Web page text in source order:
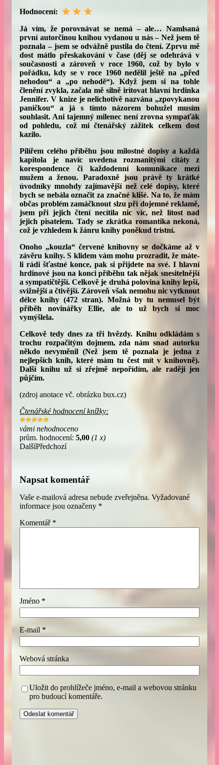
Hodnocení:
Já vím, že porovnávat se nemá – ale… Namlsaná
první autorčinou knihou vydanou u nás – Než jsem tě
poznala – jsem se odvážně pustila do čtení. Zprvu mě
dost mátlo přeskakování v čase (děj se odehrává v
současnosti a zároveň v roce 1960, což by bylo v
pořádku, kdy se v roce 1960 nedělil ještě na „před
nehodou“ a „po nehodě“). Když jsem si na tohle
členění zvykla, začala mě silně iritovat hlavní hrdinka
Jennifer. V knize je nelichotivě nazvána „zpovykanou
paničkou“ a já s tímto názorem bohužel musím
souhlasit. Ani tajemný milenec není zrovna sympaťák
od pohledu, což mi čtenářský zážitek celkem dost
kazilo.
Pilířem celého příběhu jsou milostné dopisy a každá
kapitola je navíc uvedena rozmanitými citáty z
korespondence či každodenní komunikace mezi
mužem a ženou. Paradoxně jsou právě ty krátké
úvodníky mnohdy zajímavější než celé dopisy, které
bych se nebála označit za značné klišé. Na to, že mám
občas problém zamáčknout slzu při dojemné reklamě,
jsem při jejich čtení necítila nic víc, než lítost nad
jejich pisatelem. Tady se zkrátka romantika nekoná,
což je vzhledem k žánru knihy poněkud tristní.
Onoho „kouzla“ červené knihovny se dočkáme až v
závěru knihy. S klidem vám mohu prozradit, že máte-
li rádi šťastné konce, pak si přijdete na své. I hlavní
hrdinové jsou na konci příběhu tak nějak snesitelnější
a sympatičtější. Celkově je druhá polovina knihy lepší,
svižnější a čtivější. Zároveň však nemohu nic vytknout
délce knihy (472 stran). Možná by tu nemusel být
příběh novinářky Ellie, ale to už bych si moc
vymýšlela.
Celkově tedy dnes za tři hvězdy. Knihu odkládám s
trochu rozpačitým dojmem, zda nám snad autorku
někdo nevyměnil (Než jsem tě poznala je jedna z
nejlepších knih, které mám tu čest mít v knihovně).
Další knihu už si zřejmě nepořídím, ale raději jen
půjčím.
(zdroj anotace vč. obrázku bux.cz)
Čtenářské hodnocení knížky:
vámi nehodnoceno
prům. hodnocení: 5,00 (1 x)
DalšíPředchozí
Napsat komentář
Vaše e-mailová adresa nebude zveřejněna. Vyžadované
informace jsou označeny *
Komentář *
Jméno *
E-mail *
Webová stránka
Uložit do prohlížeče jméno, e-mail a webovou stránku
pro budoucí komentáře.